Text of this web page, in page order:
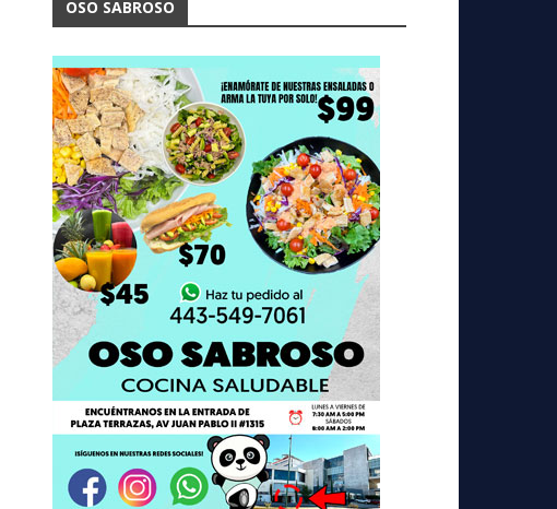
OSO SABROSO